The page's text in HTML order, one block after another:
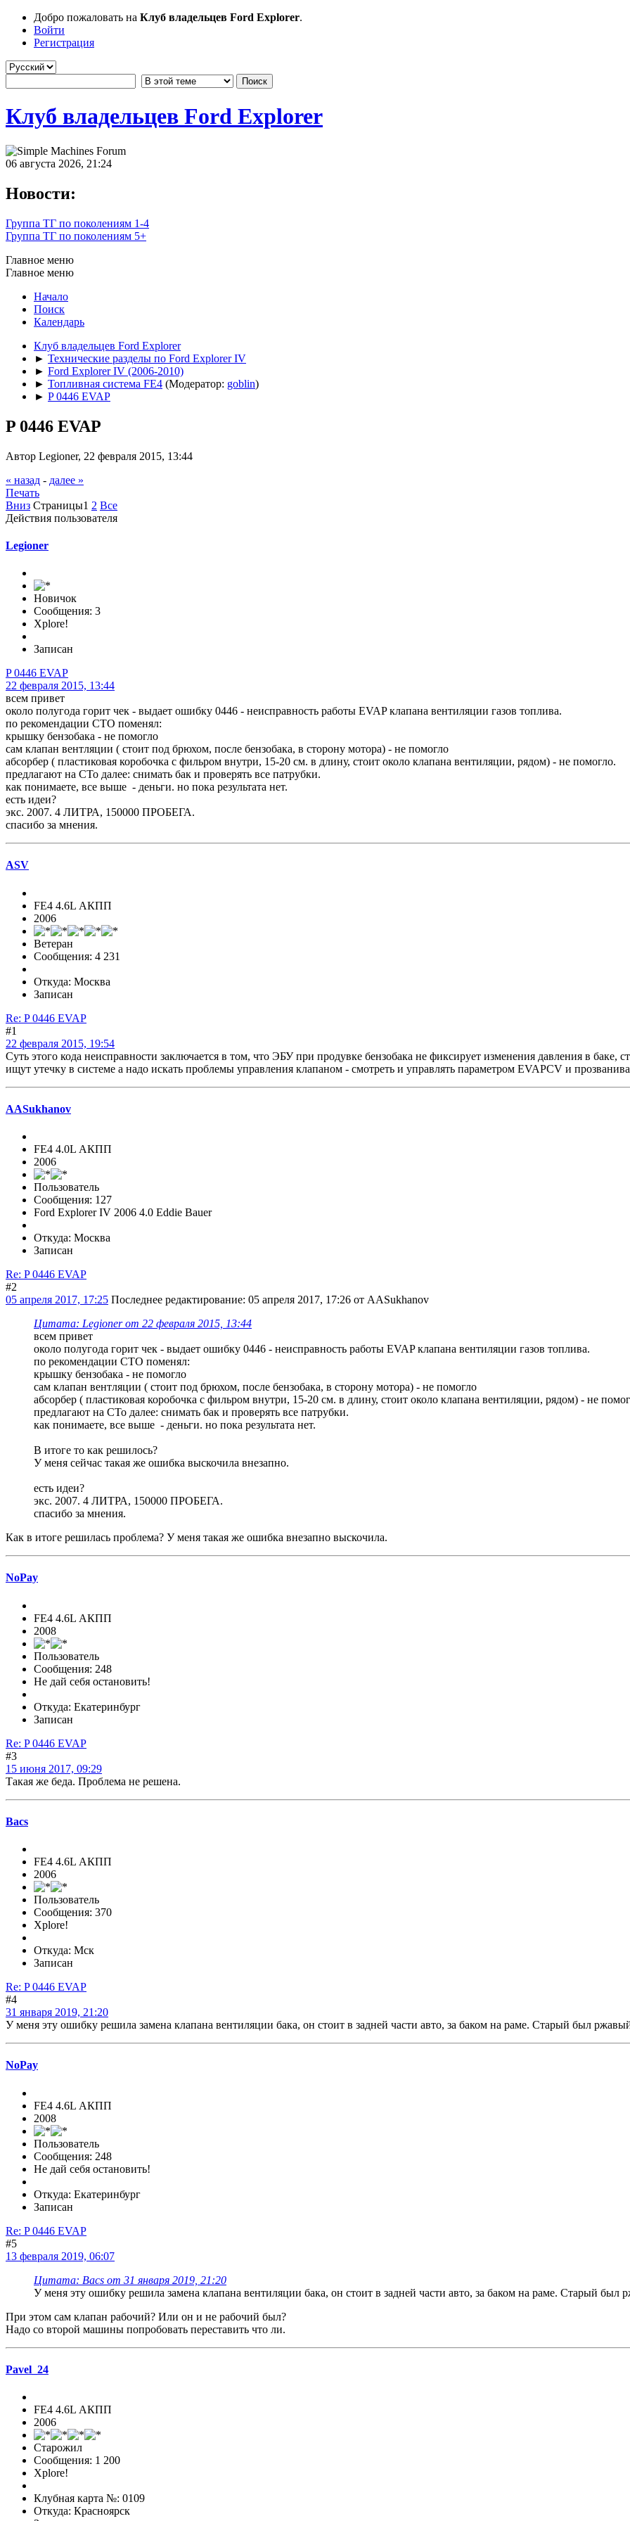
Добро пожаловать на Клуб владельцев Ford Explorer.
Войти
Регистрация
Клуб владельцев Ford Explorer
06 августа 2026, 21:24
Новости:
Группа ТГ по поколениям 1-4
Группа ТГ по поколениям 5+
Главное меню
Главное меню
Начало
Поиск
Календарь
Клуб владельцев Ford Explorer
► Технические разделы по Ford Explorer IV
► Ford Explorer IV (2006-2010)
► Топливная система FE4 (Модератор: goblin)
► P 0446 EVAP
P 0446 EVAP
Автор Legioner, 22 февраля 2015, 13:44
« назад - далее »
Печать
Вниз Страницы1 2 Все
Действия пользователя
Legioner
Новичок
Сообщения: 3
Xplore!
Записан
P 0446 EVAP
22 февраля 2015, 13:44
всем привет
около полугода горит чек - выдает ошибку 0446 - неисправность работы EVAP клапана вентиляции газов топлива.
по рекомендации СТО поменял:
крышку бензобака - не помогло
сам клапан вентляции ( стоит под брюхом, после бензобака, в сторону мотора) - не помогло
абсорбер ( пластиковая коробочка с фильром внутри, 15-20 см. в длину, стоит около клапана вентиляции, рядом) - не помогло.
предлагают на СТо далее: снимать бак и проверять все патрубки.
как понимаете, все выше - деньги. но пока результата нет.
есть идеи?
экс. 2007. 4 ЛИТРА, 150000 ПРОБЕГА.
спасибо за мнения.
ASV
FE4 4.6L АКПП
2006
Ветеран
Сообщения: 4 231
Откуда: Москва
Записан
Re: P 0446 EVAP
#1
22 февраля 2015, 19:54
Суть этого кода неисправности заключается в том, что ЭБУ при продувке бензобака не фиксирует изменения давления в баке,
ищут утечку в системе а надо искать проблемы управления клапаном - смотреть и управлять параметром EVAPCV и
AASukhanov
FE4 4.0L АКПП
2006
Пользователь
Сообщения: 127
Ford Explorer IV 2006 4.0 Eddie Bauer
Откуда: Москва
Записан
Re: P 0446 EVAP
#2
05 апреля 2017, 17:25 Последнее редактирование: 05 апреля 2017, 17:26 от AASukhanov
Цитата: Legioner от 22 февраля 2015, 13:44
всем привет
около полугода горит чек - выдает ошибку 0446 - неисправность работы EVAP клапана вентиляции газов топлива.
по рекомендации СТО поменял:
крышку бензобака - не помогло
сам клапан вентляции ( стоит под брюхом, после бензобака, в сторону мотора) - не помогло
абсорбер ( пластиковая коробочка с фильром внутри, 15-20 см. в длину, стоит около клапана вентиляции, рядом) - не
предлагают на СТо далее: снимать бак и проверять все патрубки.
как понимаете, все выше - деньги. но пока результата нет.
В итоге то как решилось?
У меня сейчас такая же ошибка выскочила внезапно.
есть идеи?
экс. 2007. 4 ЛИТРА, 150000 ПРОБЕГА.
спасибо за мнения.
Как в итоге решилась проблема? У меня такая же ошибка внезапно выскочила.
NoPay
FE4 4.6L АКПП
2008
Пользователь
Сообщения: 248
Не дай себя остановить!
Откуда: Екатеринбург
Записан
Re: P 0446 EVAP
#3
15 июня 2017, 09:29
Такая же беда. Проблема не решена.
Bacs
FE4 4.6L АКПП
2006
Пользователь
Сообщения: 370
Xplore!
Откуда: Мск
Записан
Re: P 0446 EVAP
#4
31 января 2019, 21:20
У меня эту ошибку решила замена клапана вентиляции бака, он стоит в задней части авто, за баком на раме. Старый был
NoPay
FE4 4.6L АКПП
2008
Пользователь
Сообщения: 248
Не дай себя остановить!
Откуда: Екатеринбург
Записан
Re: P 0446 EVAP
#5
13 февраля 2019, 06:07
Цитата: Bacs от 31 января 2019, 21:20
У меня эту ошибку решила замена клапана вентиляции бака, он стоит в задней части авто, за баком на раме. Старый был
При этом сам клапан рабочий? Или он и не рабочий был?
Надо со второй машины попробовать переставить что ли.
Pavel_24
FE4 4.6L АКПП
2006
Старожил
Сообщения: 1 200
Xplore!
Клубная карта №: 0109
Откуда: Красноярск